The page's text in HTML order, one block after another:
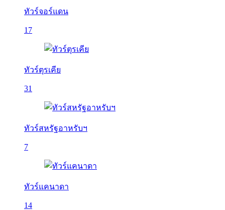
ทัวร์จอร์แดน
17
ทัวร์ตุรเคีย
31
ทัวร์สหรัฐอาหรับฯ
7
ทัวร์แคนาดา
14